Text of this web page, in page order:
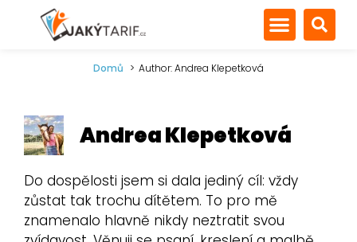
Domů Author: Andrea Klepetková
Andrea Klepetková
Do dospělosti jsem si dala jediný cíl: vždy
zůstat tak trochu dítětem. To pro mě
znamenalo hlavně nikdy neztratit svou